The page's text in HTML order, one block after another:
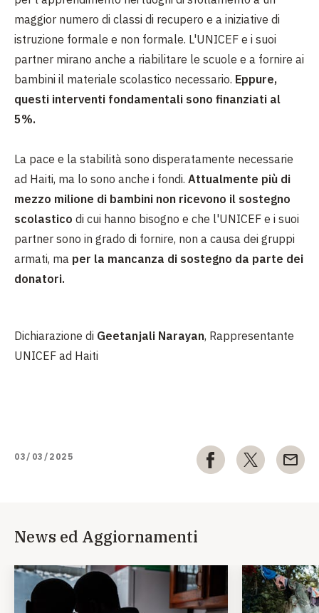
maggior numero di classi di recupero e a iniziative di
istruzione formale e non formale. L'UNICEF e i suoi
partner mirano anche a riabilitare le scuole e a fornire ai
bambini il materiale scolastico necessario. Eppure,
questi interventi fondamentali sono finanziati al
5%.
La pace e la stabilità sono disperatamente necessarie
ad Haiti, ma lo sono anche i fondi. Attualmente più di
mezzo milione di bambini non ricevono il sostegno
scolastico di cui hanno bisogno e che l'UNICEF e i suoi
partner sono in grado di fornire, non a causa dei gruppi
armati, ma per la mancanza di sostegno da parte dei
donatori.
Dichiarazione di Geetanjali Narayan, Rappresentante
UNICEF ad Haiti
03/03/2025
News ed Aggiornamenti